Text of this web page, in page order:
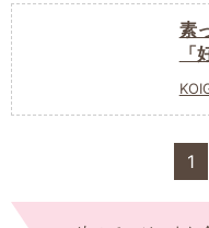
素
1